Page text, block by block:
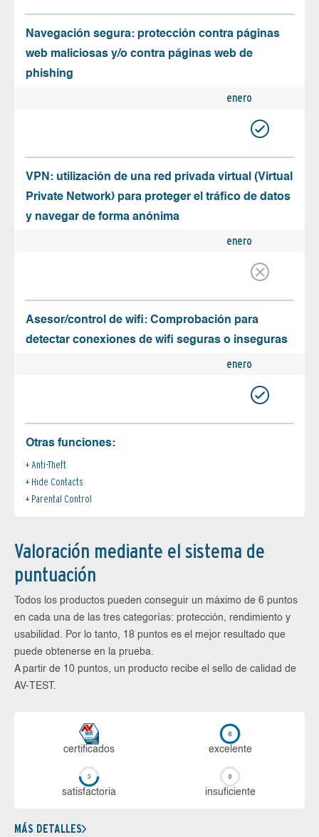
Navegación segura: protección contra páginas
web maliciosas y/o contra páginas web de
phishing
enero
VPN: utilización de una red privada virtual (Virtual
Private Network) para proteger el tráfico de datos
y navegar de forma anónima
enero
Asesor/control de wifi: Comprobación para
detectar conexiones de wifi seguras o inseguras
enero
Otras funciones:
Anti-Theft
Hide Contacts
Parental Control
Valoración mediante el sistema de
puntuación
Todos los productos pueden conseguir un máximo de 6 puntos
en cada una de las tres categorías: protección, rendimiento y
usabilidad. Por lo tanto, 18 puntos es el mejor resultado que
puede obtenerse en la prueba.
A partir de 10 puntos, un producto recibe el sello de calidad de
AV-TEST.
certi­ficados ex­ce­len­te
sa­tis­fac­to­ria in­su­fi­cien­te
MÁS DETALLES